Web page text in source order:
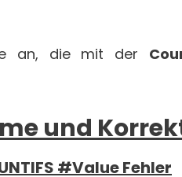
an, die mit der
und
#Value Fehler